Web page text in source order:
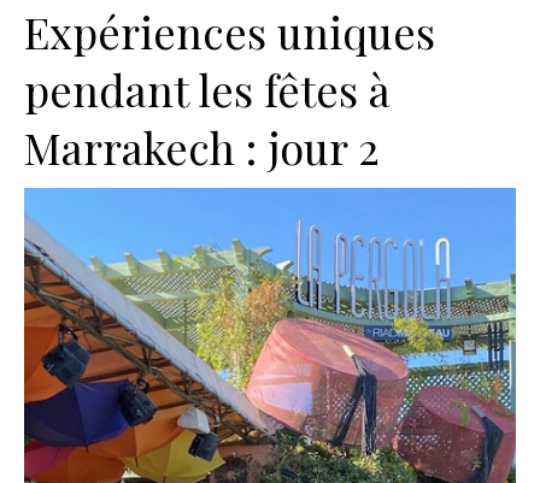
Expériences uniques
pendant les fêtes à
Marrakech : jour 2